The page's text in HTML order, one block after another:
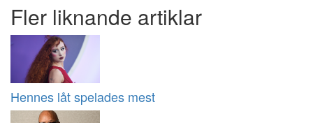
Fler liknande artiklar
Hennes låt spelades mest